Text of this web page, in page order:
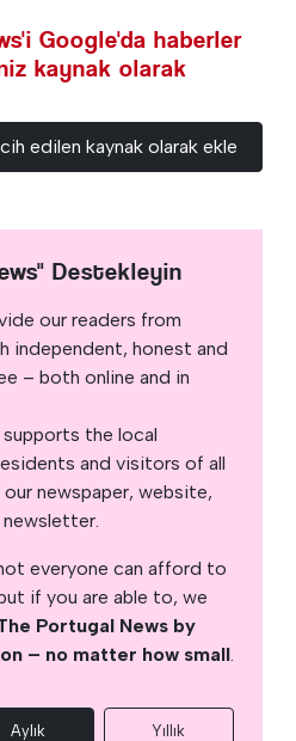
Google'da haberler
kaynak olarak
edilen kaynak olarak ekle
Destekleyin
our readers from
independent, honest and
– both online and in
the local
and visitors of all
newspaper, website,
everyone can afford to
if you are able to, we
Portugal News by
– no matter how small.
Aylık Yıllık